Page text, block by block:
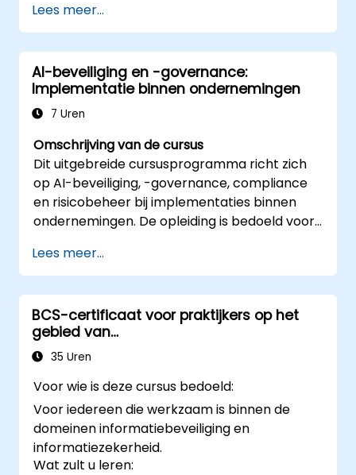
Hun websites beschermen tegen DDoS-
aanvallen.
Firewallregels implementeren om
toegang tot hun websites te beperken.
Lees meer...
AI-beveiliging en -governance:
Implementatie binnen ondernemingen
7 Uren
Omschrijving van de cursus
Dit uitgebreide cursusprogramma richt zich
op AI-beveiliging, -governance, compliance
en risicobeheer bij implementaties binnen
ondernemingen. De opleiding is bedoeld voor
en technologische leiders die
verantwoordelijk zijn voor een veilige inzet van
AI-systemen en het opstellen van adequate
governance-raamwerken.
Lees meer...
BCS-certificaat voor praktijkers op het
gebied van
informatiebeveiligingsrisicomanagement
(CIRM)
35 Uren
Voor wie is deze cursus bedoeld:
Voor iedereen die werkzaam is binnen de
domeinen informatiebeveiliging en
informatiezekerheid.
Wat zult u leren: